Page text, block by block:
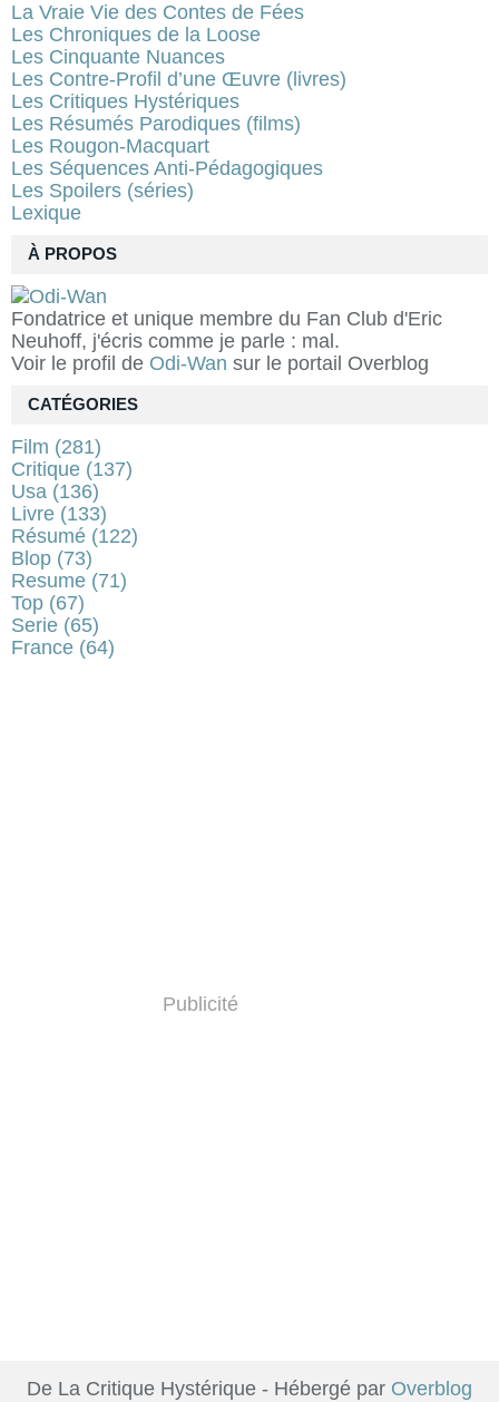
À PROPOS
Fondatrice et unique membre du Fan Club d'Eric
Neuhoff, j'écris comme je parle : mal.
Voir le profil de Odi-Wan sur le portail Overblog
La Vraie Vie des Contes de Fées
Les Chroniques de la Loose
Les Cinquante Nuances
Les Contre-Profil d’une Œuvre (livres)
Les Critiques Hystériques
Les Résumés Parodiques (films)
Les Rougon-Macquart
Les Séquences Anti-Pédagogiques
Les Spoilers (séries)
Lexique
CATÉGORIES
Film (281)
Critique (137)
Usa (136)
Livre (133)
Résumé (122)
Blop (73)
Resume (71)
Top (67)
Serie (65)
France (64)
Publicité
De La Critique Hystérique - Hébergé par Overblog